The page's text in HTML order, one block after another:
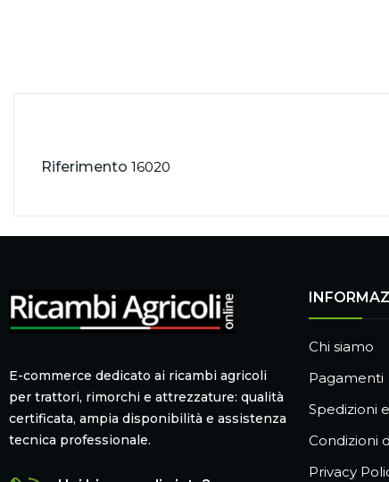
Riferimento 16020
E-commerce dedicato ai ricambi agricoli
per trattori, rimorchi e attrezzature: qualità
certificata, ampia disponibilità e assistenza
tecnica professionale.
Chi siamo
Pagamenti
Spedizioni
Condizioni
Privacy